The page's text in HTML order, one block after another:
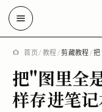
首页/教程/剪藏教程/
把"图里全
样存进笔